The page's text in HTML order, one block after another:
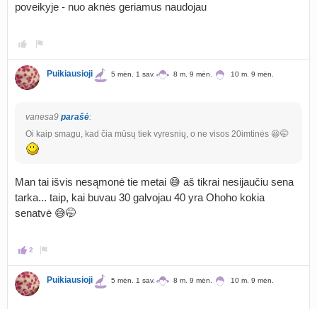
poveikyje - nuo aknės geriamus naudojau
Puikiausioji 5 mėn. 1 sav. 8 m. 9 mėn. 10 m. 9 mėn.
vanesa9 parašė:
Oi kaip smagu, kad čia mūsų tiek vyresnių, o ne visos 20imtinės 😆🤭
Man tai išvis nesąmonė tie metai 😅 aš tikrai nesijaučiu sena
tarka... taip, kai buvau 30 galvojau 40 yra Ohoho kokia
senatvė 😅🤭
2
Puikiausioji 5 mėn. 1 sav. 8 m. 9 mėn. 10 m. 9 mėn.